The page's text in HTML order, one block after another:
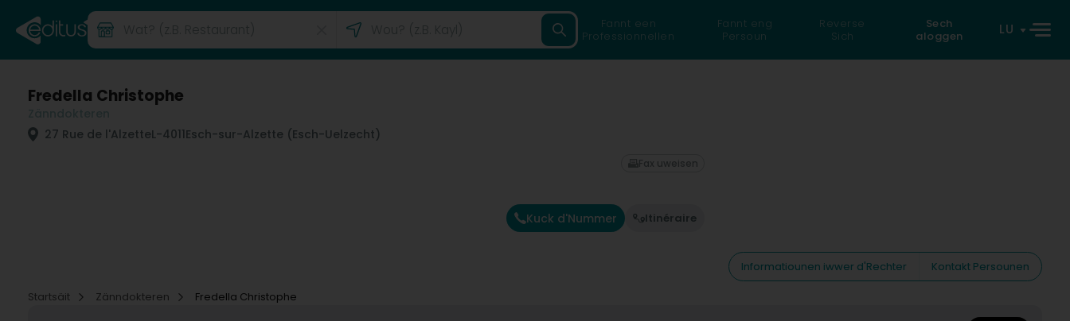
Fannt een
Professionnellen
Fannt eng
Persoun
Reverse
Sich
Sech
aloggen
LU
Fredella Christophe
27 Rue de l'AlzetteL-4011Esch-sur-Alzette (Esch-Uelzecht)
Kuck d'Nummer Itinéraire
Fax uweisen
Informatiounen iwwer d'Rechter
Kontakt Persounen
Startsäit
Zänndokteren Fredella Christophe